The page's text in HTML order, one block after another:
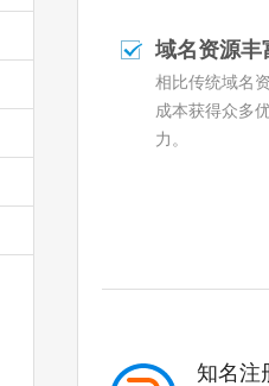
域名资源丰
相比传统域名
成本获得众多
力。
知名注